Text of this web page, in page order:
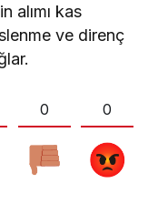
alımı kas
ve direnç
0 0